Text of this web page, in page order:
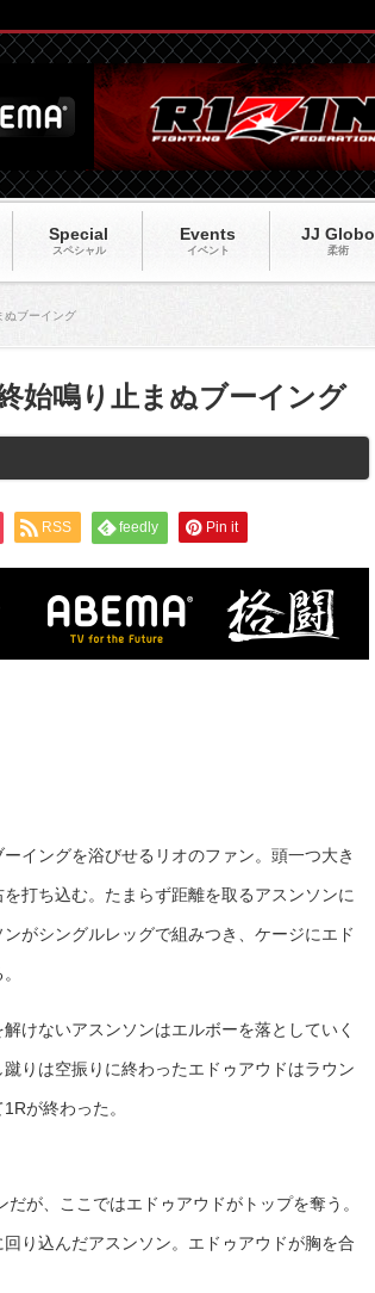
Special
スペシャル
Events
イベント
JJ Globo
柔術
ぬブーイング
始鳴り止まぬブーイング
RSS feedly Pin it
イングを浴びせるリオのファン。頭一つ大き
打ち込む。たまらず距離を取るアスンソンに
がシングルレッグで組みつき、ケージにエド
けないアスンソンはエルボーを落としていく
りは空振りに終わったエドゥアウドはラウン
が終わった。
が、ここではエドゥアウドがトップを奪う。
り込んだアスンソン。エドゥアウドが胸を合